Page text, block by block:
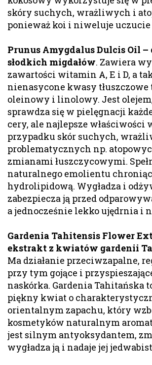
skóry suchych, wrażliwych i
ponieważ koi i niweluje
Prunus Amygdalus Dulcis Oil –
słodkich migdałów. Zawiera
zawartości witamin A, E i D, a
nienasycone kwasy tłuszczowe
oleinowy i linolowy. Jest
sprawdza się w pielęgnacji
cery, ale najlepsze właściwości
przypadku skór suchych,
problematycznych np.
zmianami łuszczycowymi.
naturalnego emolientu
hydrolipidową. Wygładza i
zabezpiecza ją przed
a jednocześnie lekko ujędrnia i
Gardenia Tahitensis Flower
ekstrakt z kwiatów gardenii
Ma działanie przeciwzapalne,
przy tym gojące i
naskórka. Gardenia Tahitańska
piękny kwiat o
orientalnym zapachu, który
kosmetyków naturalnym
jest silnym antyoksydantem,
wygładza ją i nadaje jej